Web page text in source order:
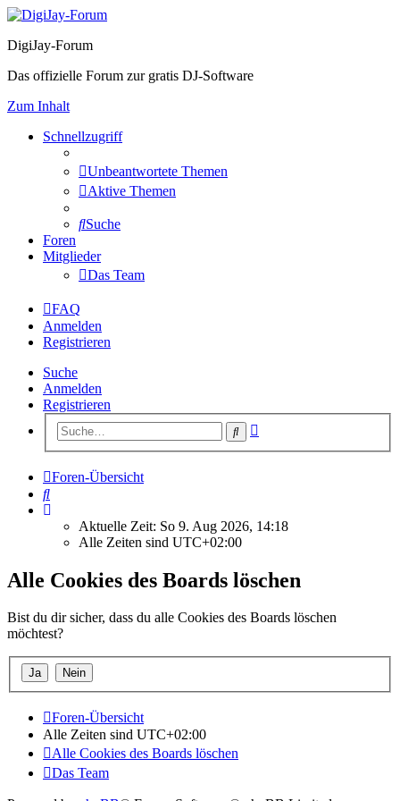
DigiJay-Forum
Das offizielle Forum zur gratis DJ-Software
Zum Inhalt
Schnellzugriff
Unbeantwortete Themen
Aktive Themen
Suche
Foren
Mitglieder
Das Team
FAQ
Anmelden
Registrieren
Suche
Anmelden
Registrieren
Suche
Foren-Übersicht
Suche
Aktuelle Zeit: So 9. Aug 2026, 14:18
Alle Zeiten sind UTC+02:00
Alle Cookies des Boards löschen
Bist du dir sicher, dass du alle Cookies des Boards löschen
möchtest?
Foren-Übersicht
Alle Zeiten sind UTC+02:00
Alle Cookies des Boards löschen
Das Team